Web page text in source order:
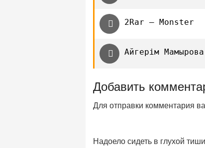
2Rar — Monster
Айгерім
Добавить
Для отправки комментария
Надоело сидеть в глухой